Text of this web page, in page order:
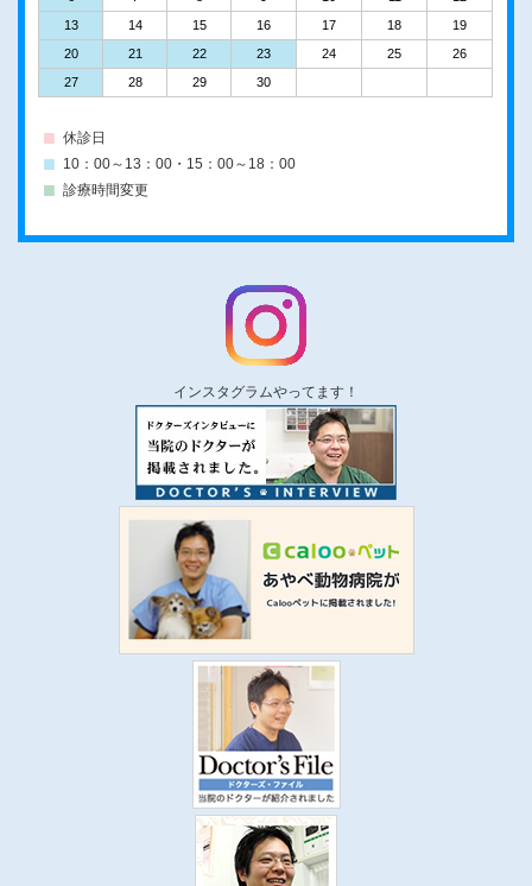
13
14 15 16 17 18
19
20
21 22 23 24 25
26
27
28 29 30
休診日
10：00～13：00・15：00～18：00
診療時間変更
インスタグラムやってます！